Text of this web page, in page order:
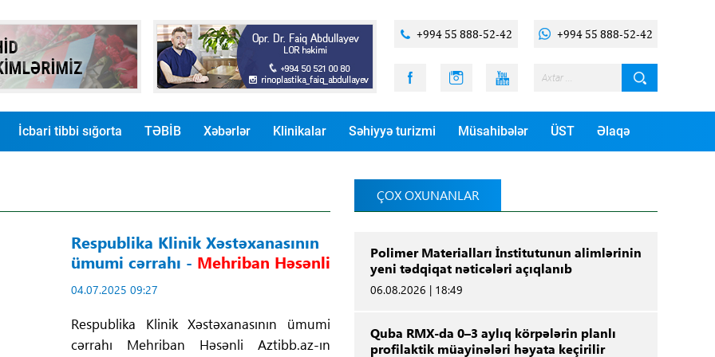
+994 55 888-52-42 +994 55 888-52-42
İcbari tibbi sığorta TƏBİB Xəbərlər Klinikalar Səhiyyə turizmi Müsahibələr ÜST Əlaqə
Respublika Klinik Xəstəxanasının
ümumi cərrahı - Mehriban Həsənli
04.07.2025 09:27
Respublika Klinik Xəstəxanasının ümumi
cərrahı Mehriban Həsənli Aztibb.az-ın
ÇOX OXUNANLAR
Polimer Materialları İnstitutunun alimlərinin
yeni tədqiqat nəticələri açıqlanıb
06.08.2026 | 18:49
Quba RMX-da 0–3 aylıq körpələrin planlı
profilaktik müayinələri həyata keçirilir